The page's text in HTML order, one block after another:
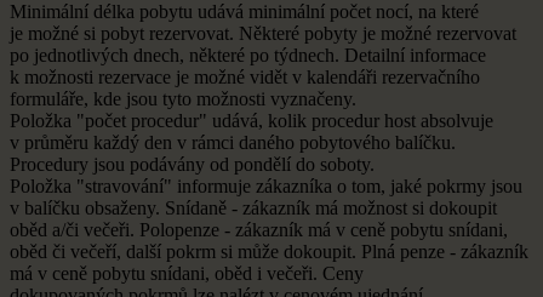
Minimální délka pobytu udává minimální počet nocí, na které
je možné si pobyt rezervovat. Některé pobyty je možné rezervovat
po jednotlivých dnech, některé po týdnech. Detailní informace
k možnosti rezervace je možné vidět v kalendáři rezervačního
formuláře, kde jsou tyto možnosti vyznačeny.
Položka "počet procedur" udává, kolik procedur host absolvuje
v průměru každý den v rámci daného pobytového balíčku.
Procedury jsou podávány od pondělí do soboty.
Položka "stravování" informuje zákazníka o tom, jaké pokrmy jsou
v balíčku obsaženy. Snídaně - zákazník má možnost si dokoupit
oběd a/či večeři. Polopenze - zákazník má v ceně pobytu snídani,
oběd či večeří, další pokrm si může dokoupit. Plná penze - zákazník
má v ceně pobytu snídani, oběd i večeři. Ceny